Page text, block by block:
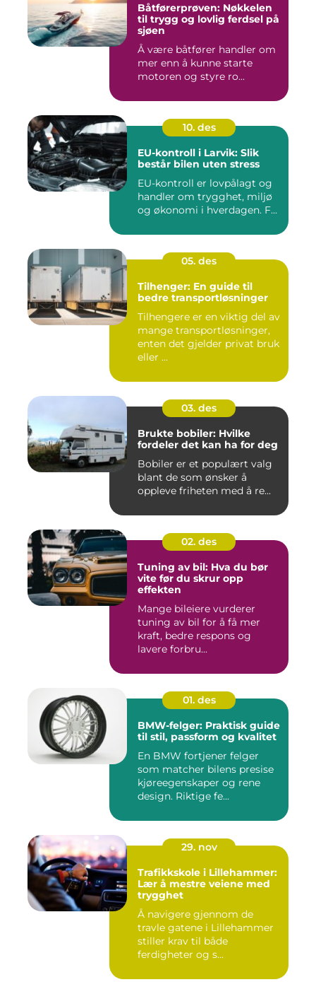
Båtførerprøven: Nøkkelen
til trygg og lovlig ferdsel på
sjøen
Å være båtfører handler om
mer enn å kunne starte
motoren og styre ro...
10. des
EU-kontroll i Larvik: Slik
består bilen uten stress
EU-kontroll er lovpålagt og
handler om trygghet, miljø
og økonomi i hverdagen. F...
05. des
Tilhenger: En guide til
bedre transportløsninger
Tilhengere er en viktig del av
mange transportløsninger,
enten det gjelder privat bruk
eller ...
03. des
Brukte bobiler: Hvilke
fordeler det kan ha for deg
Bobiler er et populært valg
blant de som ønsker å
oppleve friheten med å re...
02. des
Tuning av bil: Hva du bør
vite før du skrur opp
effekten
Mange bileiere vurderer
tuning av bil for å få mer
kraft, bedre respons og
lavere forbru...
01. des
BMW-felger: Praktisk guide
til stil, passform og kvalitet
En BMW fortjener felger
som matcher bilens presise
kjøreegenskaper og rene
design. Riktige fe...
29. nov
Trafikkskole i Lillehammer:
Lær å mestre veiene med
trygghet
Å navigere gjennom de
travle gatene i Lillehammer
stiller krav til både
ferdigheter og s...